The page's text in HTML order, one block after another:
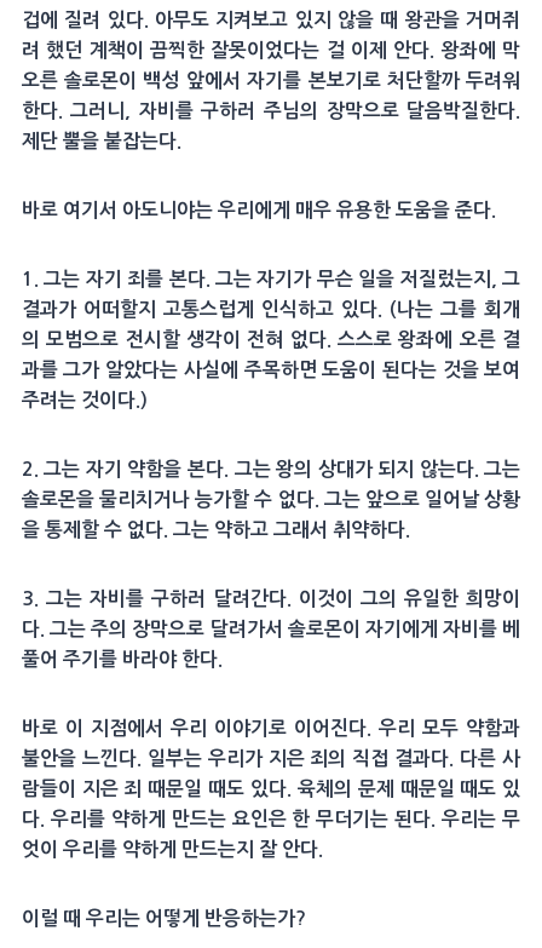
겁에 질려 있다. 아무도 지켜보고 있지 않을 때 왕관을 거머쥐
려 했던 계책이 끔찍한 잘못이었다는 걸 이제 안다. 왕좌에 막
오른 솔로몬이 백성 앞에서 자기를 본보기로 처단할까 두려워
한다. 그러니, 자비를 구하러 주님의 장막으로 달음박질한다.
제단 뿔을 붙잡는다.
바로 여기서 아도니야는 우리에게 매우 유용한 도움을 준다.
1. 그는 자기 죄를 본다. 그는 자기가 무슨 일을 저질렀는지, 그
결과가 어떠할지 고통스럽게 인식하고 있다. (나는 그를 회개
의 모범으로 전시할 생각이 전혀 없다. 스스로 왕좌에 오른 결
과를 그가 알았다는 사실에 주목하면 도움이 된다는 것을 보여
주려는 것이다.)
2. 그는 자기 약함을 본다. 그는 왕의 상대가 되지 않는다. 그는
솔로몬을 물리치거나 능가할 수 없다. 그는 앞으로 일어날 상황
을 통제할 수 없다. 그는 약하고 그래서 취약하다.
3. 그는 자비를 구하러 달려간다. 이것이 그의 유일한 희망이
다. 그는 주의 장막으로 달려가서 솔로몬이 자기에게 자비를 베
풀어 주기를 바라야 한다.
바로 이 지점에서 우리 이야기로 이어진다. 우리 모두 약함과
불안을 느낀다. 일부는 우리가 지은 죄의 직접 결과다. 다른 사
람들이 지은 죄 때문일 때도 있다. 육체의 문제 때문일 때도 있
다. 우리를 약하게 만드는 요인은 한 무더기는 된다. 우리는 무
엇이 우리를 약하게 만드는지 잘 안다.
이럴 때 우리는 어떻게 반응하는가?